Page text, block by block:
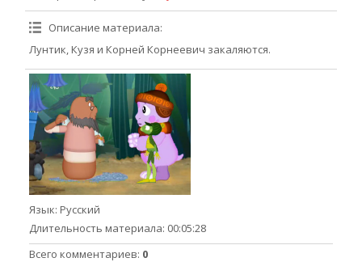
Описание материала:
Лунтик, Кузя и Корней Корнеевич закаляются.
Язык: Русский
Длительность материала: 00:05:28
Всего комментариев: 0